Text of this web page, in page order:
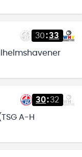
30:33
30:32
A-H